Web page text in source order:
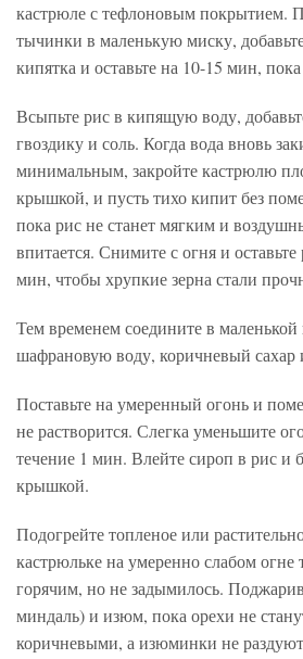
кастрюле с тефлоновым покрытием.
тычинки в маленькую миску,
кипятка и оставьте на 10-15 мин,
Всыпьте рис в кипящую воду,
гвоздику и соль. Когда вода вновь
минимальным, закройте кастрюлю
крышкой, и пусть тихо кипит без
пока рис не станет мягким и
впитается. Снимите с огня и
мин, чтобы хрупкие зерна стали
Тем временем соедините в маленькой
шафрановую воду, коричневый сахар
Поставьте на умеренный огонь и
не растворится. Слегка уменьшите
течение 1 мин. Влейте сироп в рис и
крышкой.
Подогрейте топленое или
кастрюльке на умеренно слабом огне
горячим, но не задымилось.
миндаль) и изюм, пока орехи не
коричневыми, а изюминки не